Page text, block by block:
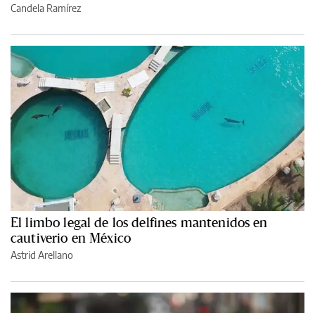
Candela Ramírez
El limbo legal de los delfines mantenidos en
cautiverio en México
Astrid Arellano